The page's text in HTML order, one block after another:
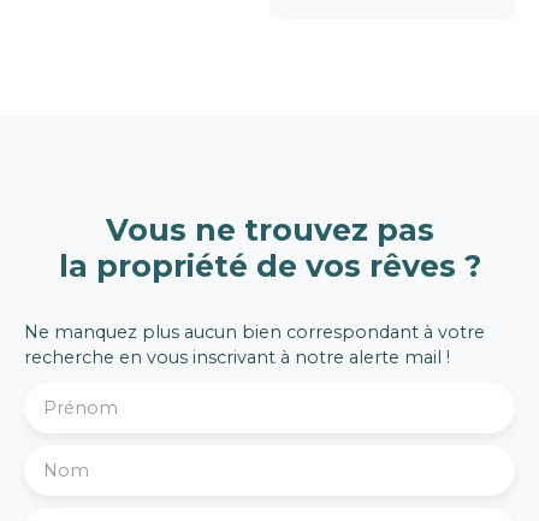
salle d’eau ainsi que
d’un WC indépendant.
La pièce de vie
direct à la terrasse et
au jardin d'environ 100
extérieur convivial et
d’environ 8 m²,
Vous ne trouvez pas
la propriété de vos rêves ?
Ne manquez plus aucun bien correspondant à votre
recherche en vous inscrivant à notre alerte mail !
Prénom
Nom